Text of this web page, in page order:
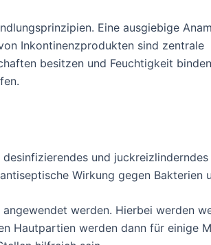
Eine ausgiebige
Inkontinenzprodukten sind zentrale
besitzen und Feuchtigkeit
und
Wirkung gegen Bakterien
angewendet werden. Hierbei werden
Hautpartien werden dann für einige